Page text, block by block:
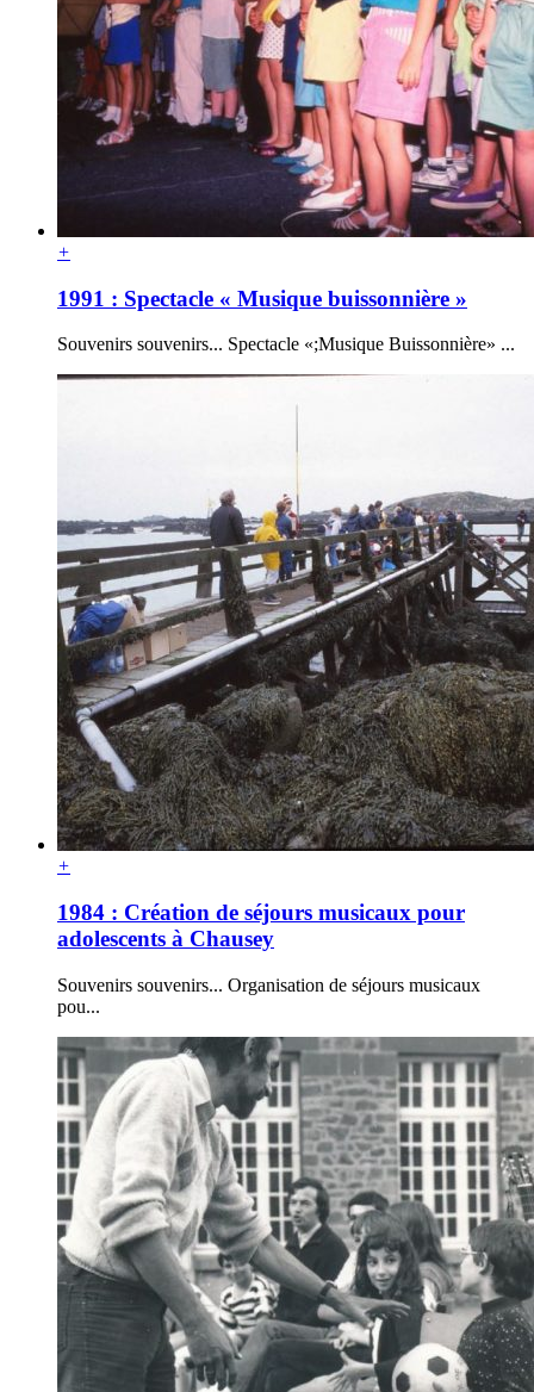
+
1991 : Spectacle « Musique buissonnière »
Souvenirs souvenirs... Spectacle «;Musique Buissonnière» ...
+
1984 : Création de séjours musicaux pour
adolescents à Chausey
Souvenirs souvenirs... Organisation de séjours musicaux
pou...